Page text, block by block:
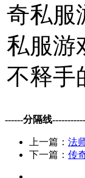
奇私服
私服游
不释手
------分隔线
上一篇： 法
下一篇： 传